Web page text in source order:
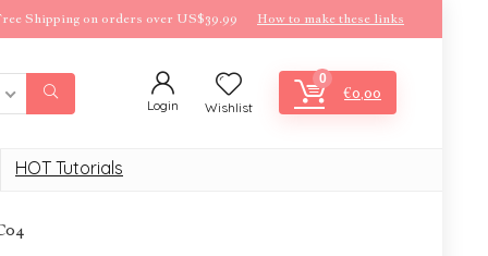
Shipping on orders over US$39.99 How to make these links
Login Wishlist
0
€0,00
HOT Tutorials